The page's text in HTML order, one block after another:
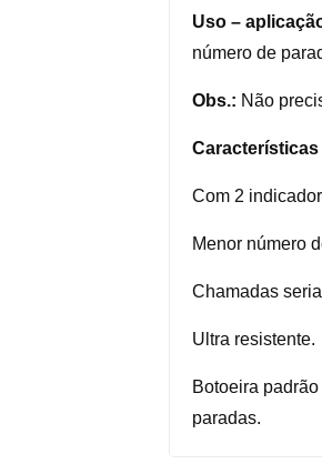
Uso –
número de
Obs.: Não
Com 2
Menor número
Chamadas
Ultra resistente.
Botoeira
paradas.